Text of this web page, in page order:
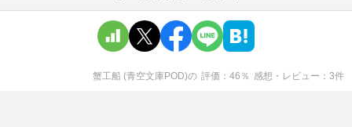
蟹工船 (青空文庫POD)の 評価 46 ％ 感想・レビュー 3件